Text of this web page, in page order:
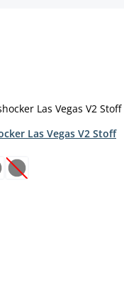
Las Vegas V2 Stoff
(Diese Option ist